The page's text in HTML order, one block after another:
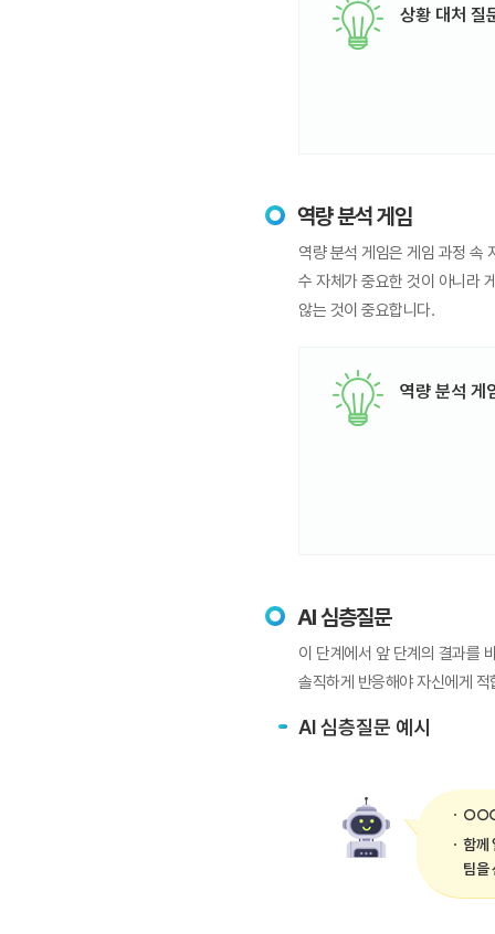
상황 대처 질
역량 분석 게임
역량 분석 게임은 게임 과정 속
수 자체가 중요한 것이 아니라
않는 것이 중요합니다.
역량 분석 게
AI 심층질문
이 단계에서 앞 단계의 결과를
솔직하게 반응해야 자신에게
AI 심층질문 예시
○○○
함께
팀을